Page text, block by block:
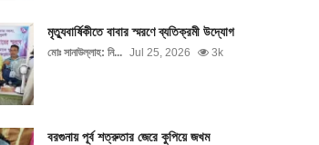
মৃত্যুবার্ষিকীতে বাবার স্মরণে ব্যতিক্রমী উদ্যোগ
মোঃ সানাউল্লাহ: নি... Jul 25, 2026 3k
বরগুনায় পূর্ব শত্রুতার জেরে কুপিয়ে জখম